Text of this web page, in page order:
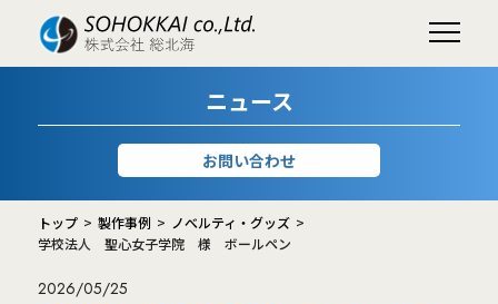
ニュース
お問い合わせ
トップ 製作事例
ノべルティ・グッズ
学校法人 聖心女子学院 様 ボールペン
2026/05/25